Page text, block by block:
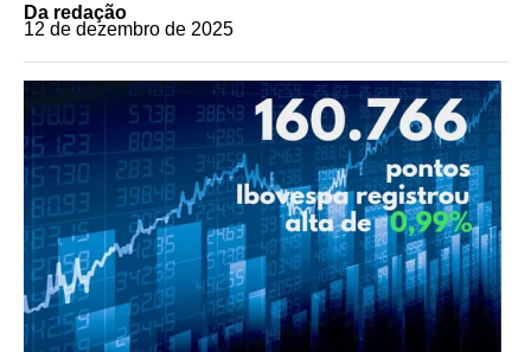
Da redação
12 de dezembro de 2025